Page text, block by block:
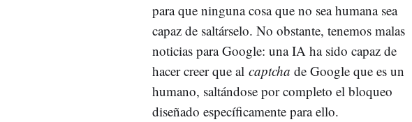
para que ninguna cosa que no sea humana sea
capaz de saltárselo. No obstante, tenemos malas
noticias para Google: una IA ha sido capaz de
hacer creer que al captcha de Google que es un
humano, saltándose por completo el bloqueo
diseñado específicamente para ello.